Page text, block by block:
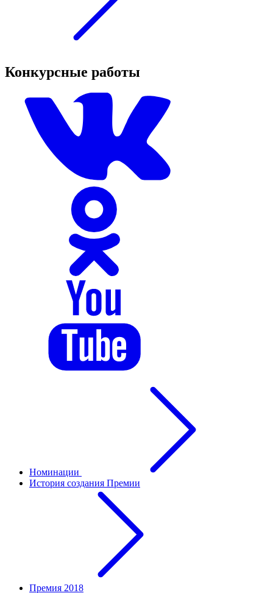
Конкурсные работы
Номинации
История создания Премии
Премия 2018